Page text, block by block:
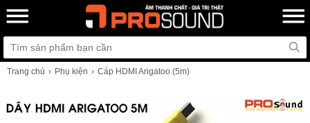
Trang chủ Phụ kiện Cáp HDMI Arigatoo (5m)